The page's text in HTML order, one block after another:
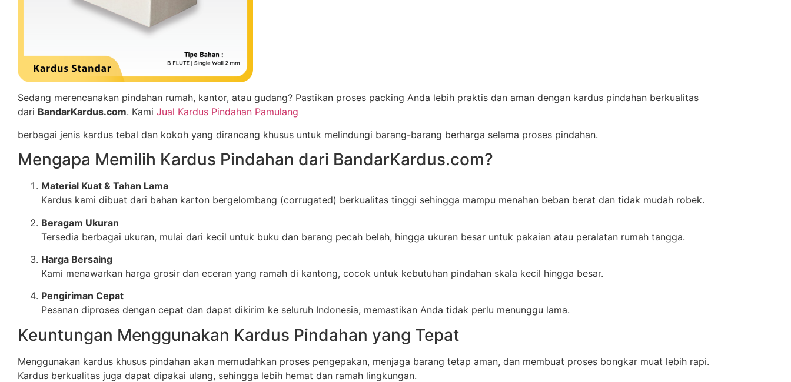
Sedang merencanakan pindahan rumah, kantor, atau gudang? Pastikan proses packing Anda lebih praktis dan aman dengan kardus pindahan berkualitas
dari BandarKardus.com. Kami Jual Kardus Pindahan Pamulang
berbagai jenis kardus tebal dan kokoh yang dirancang khusus untuk melindungi barang-barang berharga selama proses pindahan.
Mengapa Memilih Kardus Pindahan dari BandarKardus.com?
Material Kuat & Tahan Lama
Kardus kami dibuat dari bahan karton bergelombang (corrugated) berkualitas tinggi sehingga mampu menahan beban berat dan tidak mudah robek.
Beragam Ukuran
Tersedia berbagai ukuran, mulai dari kecil untuk buku dan barang pecah belah, hingga ukuran besar untuk pakaian atau peralatan rumah tangga.
Harga Bersaing
Kami menawarkan harga grosir dan eceran yang ramah di kantong, cocok untuk kebutuhan pindahan skala kecil hingga besar.
Pengiriman Cepat
Pesanan diproses dengan cepat dan dapat dikirim ke seluruh Indonesia, memastikan Anda tidak perlu menunggu lama.
Keuntungan Menggunakan Kardus Pindahan yang Tepat
Menggunakan kardus khusus pindahan akan memudahkan proses pengepakan, menjaga barang tetap aman, dan membuat proses bongkar muat lebih rapi.
Kardus berkualitas juga dapat dipakai ulang, sehingga lebih hemat dan ramah lingkungan.